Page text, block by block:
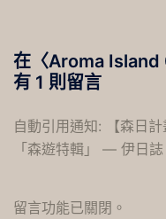
在〈Aroma Island
有 1 則留言
自動引用通知:
【森⽇
「森遊特輯」 — 伊日誌
留言功能已關閉。